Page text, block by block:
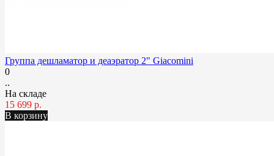
Группа дешламатор и деаэратор 2" Giacomini
0
..
На складе
15 699 р.
В корзину